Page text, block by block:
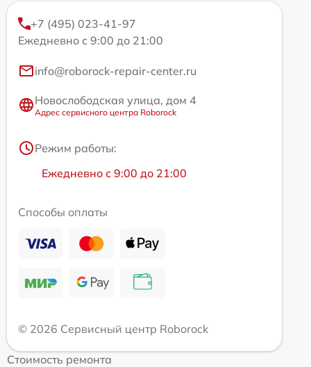
+7 (495) 023-41-97
Ежедневно с 9:00 до 21:00
info@roborock-repair-center.ru
Новослободская улица, дом 4
Адрес сервисного центра Roborock
Режим работы:
Ежедневно с 9:00 до 21:00
Способы оплаты
© 2026 Сервисный центр Roborock
Стоимость ремонта